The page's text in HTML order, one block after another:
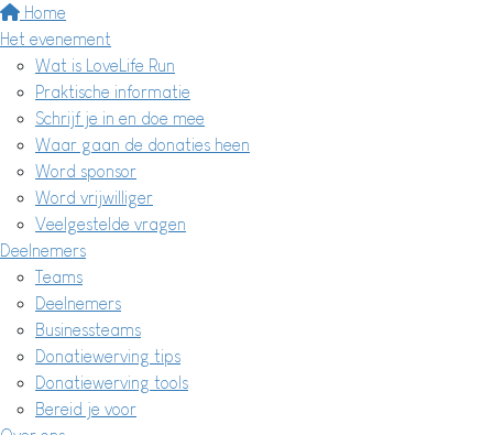
Home
Het evenement
Wat is LoveLife Run
Praktische informatie
Schrijf je in en doe mee
Waar gaan de donaties heen
Word sponsor
Word vrijwilliger
Veelgestelde vragen
Deelnemers
Teams
Deelnemers
Businessteams
Donatiewerving tips
Donatiewerving tools
Bereid je voor